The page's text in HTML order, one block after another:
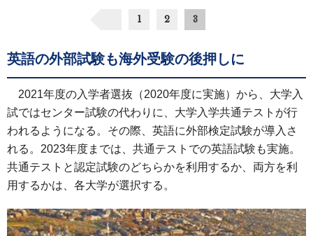
1 2 3
英語の外部試験も海外受験の後押しに
2021年度の入学者選抜（2020年度に実施）から、大学入
試ではセンター試験の代わりに、大学入学共通テストが行
われるようになる。その際、英語に外部検定試験が導入さ
れる。2023年度までは、共通テストでの英語試験も実施。
共通テストと認定試験のどちらかを利用するか、両方を利
用するかは、各大学が選択する。